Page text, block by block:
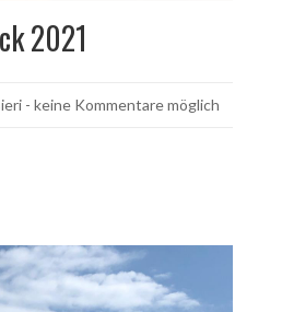
2021
- keine Kommentare möglich